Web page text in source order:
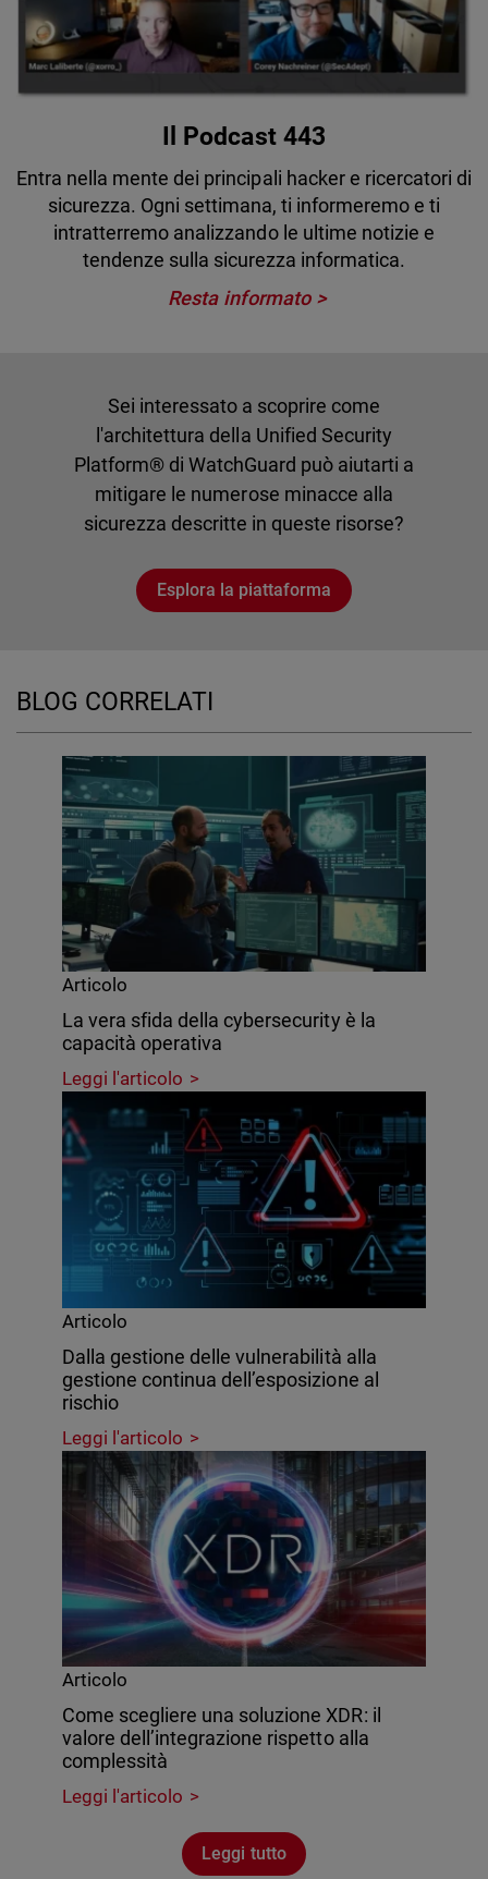
Il Podcast 443
Entra nella mente dei principali hacker e ricercatori di
sicurezza. Ogni settimana, ti informeremo e ti
intratterremo analizzando le ultime notizie e
tendenze sulla sicurezza informatica.
Resta informato
Sei interessato a scoprire come
l'architettura della Unified Security
Platform® di WatchGuard può aiutarti a
mitigare le numerose minacce alla
sicurezza descritte in queste risorse?
Esplora la piattaforma
BLOG CORRELATI
Articolo
La vera sfida della cybersecurity è la
capacità operativa
Leggi l'articolo
Articolo
Dalla gestione delle vulnerabilità alla
gestione continua dell’esposizione al
rischio
Leggi l'articolo
Articolo
Come scegliere una soluzione XDR: il
valore dell’integrazione rispetto alla
complessità
Leggi l'articolo
Leggi tutto